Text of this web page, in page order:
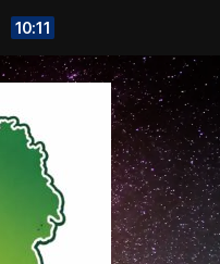
10:11